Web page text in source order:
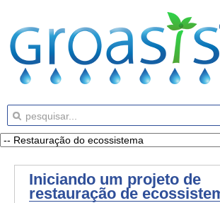
Iniciando um projeto de
restauração de